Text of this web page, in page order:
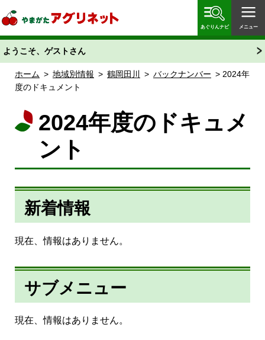
「あぐりん」
あぐりんナビ メニュー
ようこそ、ゲストさん
ホーム > 地域別情報 > 鶴岡田川 > バックナンバー > 2024年
度のドキュメント
2024年度のドキュメ
ント
新着情報
現在、情報はありません。
サブメニュー
現在、情報はありません。